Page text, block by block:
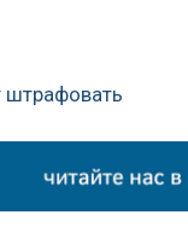
штрафовать